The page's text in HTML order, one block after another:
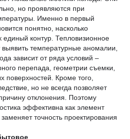
но проявляются при
Именно в первый
понятно, насколько
единый контур. Тепловизионное
температурные аномалии,
зависит от ряда условий –
перепада, геометрии съемки,
поверхностей. Кроме того,
но не всегда позволяет
отклонения. Поэтому
эффективна как элемент
точность проектирования